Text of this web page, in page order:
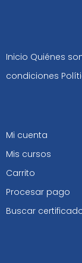
Inicio Quiénes
condiciones
Mi cuenta
Mis cursos
Carrito
Procesar pago
Buscar